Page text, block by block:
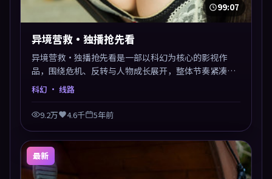
99:07
异境营救·独播抢先看
异境营救·独播抢先看是一部以科幻为核心的影视作
品，围绕危机、反转与人物成长展开，整体节奏紧凑，
值得推荐观看。
科幻 · 线路
9.2万 4.6千 5年前
最新